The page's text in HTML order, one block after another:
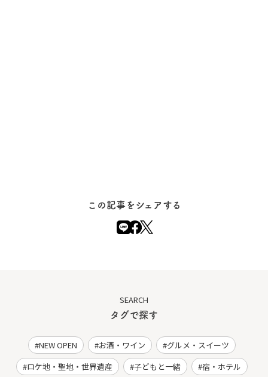
この記事をシェアする
SEARCH
タグで探す
NEW OPEN お酒・ワイン
グルメ・スイーツ
ロケ地・聖地・世界遺産
子どもと一緒 宿・ホテル